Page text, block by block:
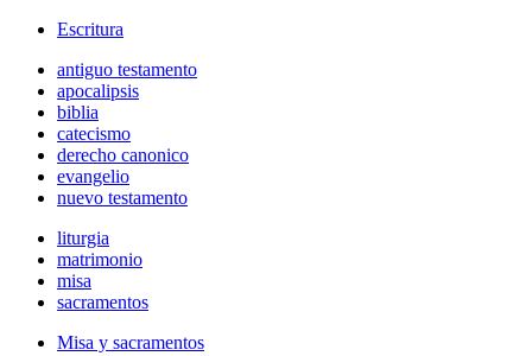
Escritura
antiguo testamento
apocalipsis
biblia
catecismo
derecho canonico
evangelio
nuevo testamento
liturgia
matrimonio
misa
sacramentos
Misa y sacramentos